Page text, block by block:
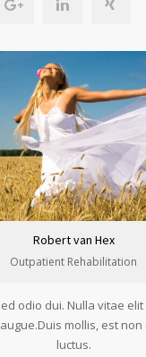
Robert van Hex
Outpatient Rehabilitation
odio dui. Nulla vitae
mollis, est non
luctus.